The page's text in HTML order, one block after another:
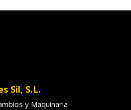
Sil, S.L.
y Maquinaria